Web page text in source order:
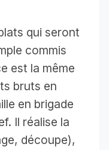
qui seront
commis
est la même
bruts en
en brigade
Il réalise la
découpe),